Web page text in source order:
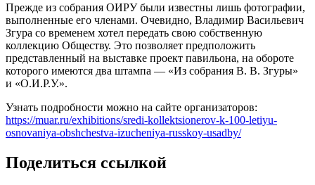
Прежде из собрания ОИРУ были известны лишь фотографии,
выполненные его членами. Очевидно, Владимир Васильевич
Згура со временем хотел передать свою собственную
коллекцию Обществу. Это позволяет предположить
представленный на выставке проект павильона, на обороте
которого имеются два штампа — «Из собрания В. В. Згуры»
и «О.И.Р.У.».
Узнать подробности можно на сайте организаторов:
https://muar.ru/exhibitions/sredi-kollektsionerov-k-100-letiyu-
osnovaniya-obshchestva-izucheniya-russkoy-usadby/
Поделиться ссылкой